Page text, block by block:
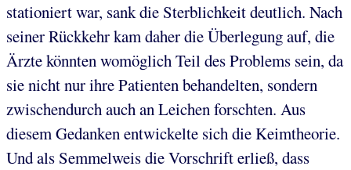
stationiert war, sank die Sterblichkeit deutlich. Nach
seiner Rückkehr kam daher die Überlegung auf, die
Ärzte könnten womöglich Teil des Problems sein, da
sie nicht nur ihre Patienten behandelten, sondern
zwischendurch auch an Leichen forschten. Aus
diesem Gedanken entwickelte sich die Keimtheorie.
Und als Semmelweis die Vorschrift erließ, dass